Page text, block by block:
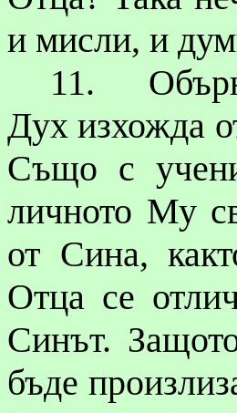
и мисли, и
11.
Дух изхожда
Също с
личното Му
от Сина,
Отца се
Синът.
бъде